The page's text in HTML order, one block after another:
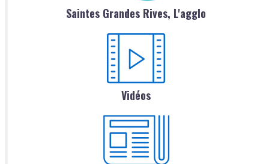
Saintes Grandes Rives, L'agglo
Vidéos